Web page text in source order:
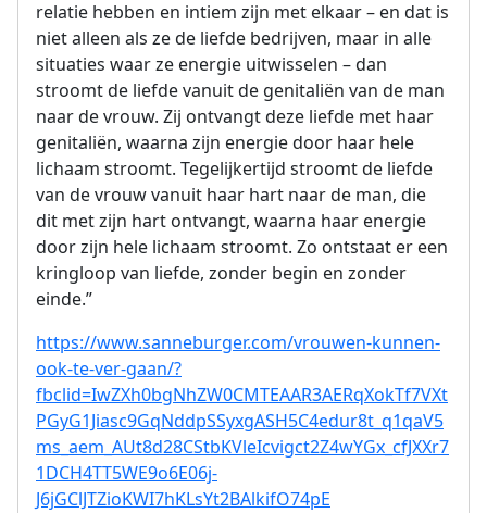
relatie hebben en intiem zijn met elkaar – en dat is
niet alleen als ze de liefde bedrijven, maar in alle
situaties waar ze energie uitwisselen – dan
stroomt de liefde vanuit de genitaliën van de man
naar de vrouw. Zij ontvangt deze liefde met haar
genitaliën, waarna zijn energie door haar hele
lichaam stroomt. Tegelijkertijd stroomt de liefde
van de vrouw vanuit haar hart naar de man, die
dit met zijn hart ontvangt, waarna haar energie
door zijn hele lichaam stroomt. Zo ontstaat er een
kringloop van liefde, zonder begin en zonder
einde.”
https://www.sanneburger.com/vrouwen-kunnen-
ook-te-ver-gaan/?
fbclid=IwZXh0bgNhZW0CMTEAAR3AERqXokTf7VXt
PGyG1Jiasc9GqNddpSSyxgASH5C4edur8t_q1qaV5
ms_aem_AUt8d28CStbKVleIcvigct2Z4wYGx_cfJXXr7
1DCH4TT5WE9o6E06j-
J6jGClJTZioKWI7hKLsYt2BAlkifO74pE